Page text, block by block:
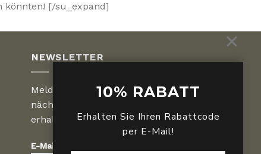
könnten! [/su_expand]
NEWSLETTER
Melden Sie sich an, um die
nächsten Sonderangebote zu
erhalten.
E-Mail :
10% RABATT
Erhalten Sie Ihren Rabattcode
per E-Mail!